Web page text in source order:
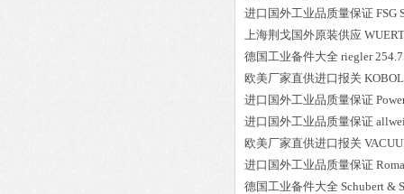
进口国外工业品质量保证 FSG
上海荆戈国外原装供应
德国工业备件大全 riegler
欧美厂家直供进口报关
进口国外工业品质量保证
进口国外工业品质量保证
欧美厂家直供进口报关
进口国外工业品质量保证
德国工业备件大全 Schubert &